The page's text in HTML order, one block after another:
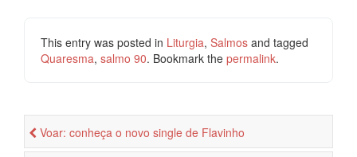
This entry was posted in Liturgia, Salmos and tagged
Quaresma, salmo 90. Bookmark the permalink.
Voar: conheça o novo single de Flavinho